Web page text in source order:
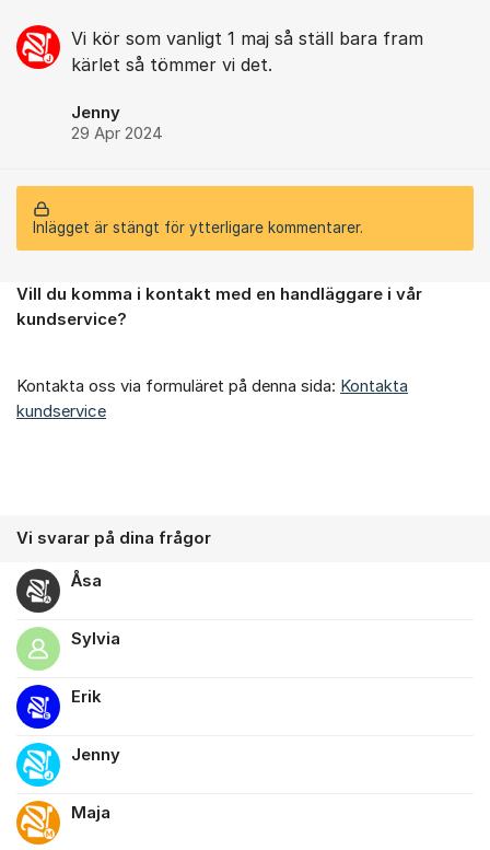
Vi kör som vanligt 1 maj så ställ bara fram
kärlet så tömmer vi det.
Jenny
29 Apr 2024
Inlägget är stängt för ytterligare kommentarer.
Om forumet
Vill du komma i kontakt med en handläggare i vår
kundservice?
Kontakta oss via formuläret på denna sida: Kontakta
kundservice
Vi svarar på dina frågor
Åsa
Sylvia
Erik
Jenny
Maja